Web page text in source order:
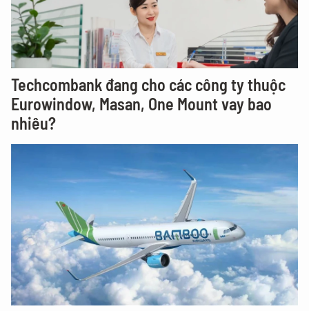
Techcombank đang cho các công ty thuộc
Eurowindow, Masan, One Mount vay bao
nhiêu?